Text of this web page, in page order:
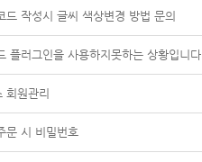
드 작성시 글씨 색상변경 방법 문의
플러그인을 사용하지못하는 상황입니다.
회원관리
문 시 비밀번호